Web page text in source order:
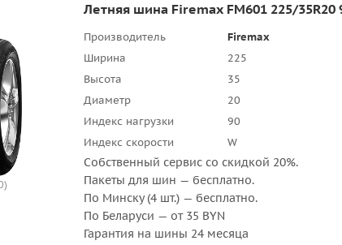
Летняя шина Firemax FM601 225/35R20
Производитель
Firemax
Ширина
225
Высота
35
Диаметр
20
Индекс нагрузки
90
Индекс скорости
W
Собственный сервис со скидкой 20%.
Пакеты для шин — бесплатно.
По Минску (4 шт.) — бесплатно.
По Беларуси — от 35 BYN
Гарантия на шины 24 месяца